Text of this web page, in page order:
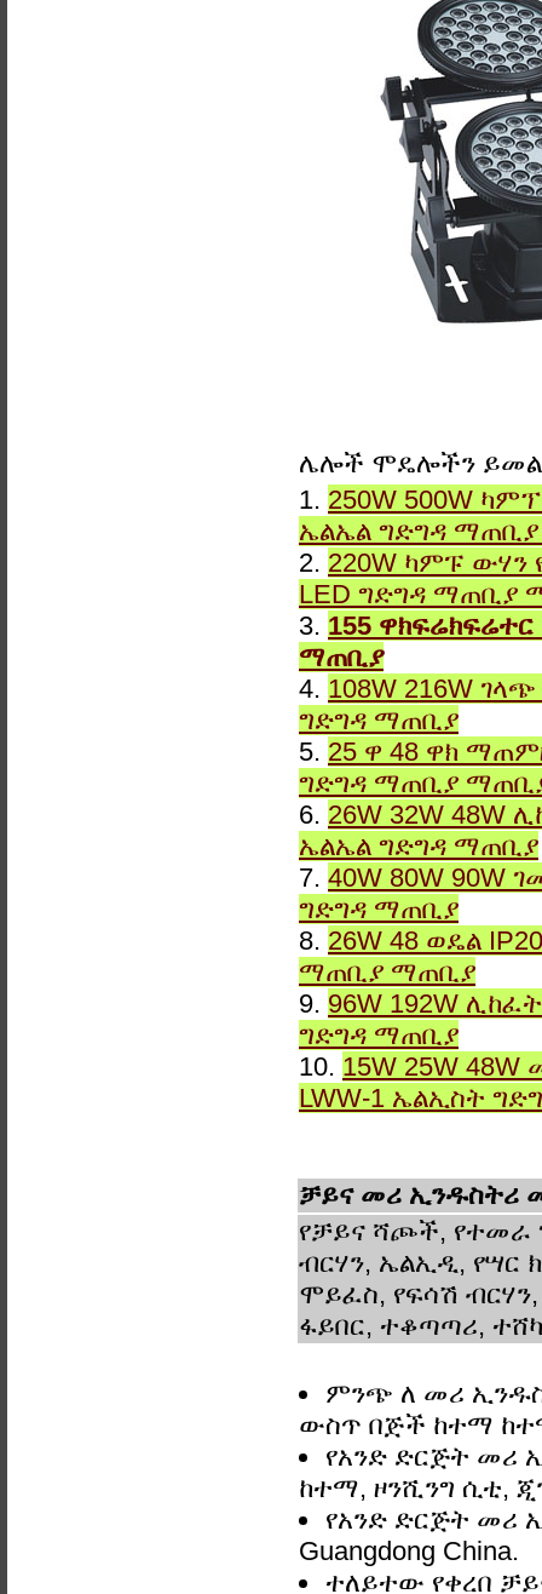
ሌሎች ሞዴሎችን
1. 250W 500W
ኤልኤል ግድግዳ
2. 220W ካምፑ ውሃን
LED ግድግዳ ማጠቢያ
3. 155 ዋክፍሬክፍሬተር
ማጠቢያ
4. 108W 216W
ግድግዳ ማጠቢያ
5. 25 ዋ 48 ዋክ
ግድግዳ ማጠቢያ
6. 26W 32W 48W
ኤልኤል ግድግዳ ማጠቢያ
7. 40W 80W 90W
ግድግዳ ማጠቢያ
8. 26W 48 ወዴል
ማጠቢያ ማጠቢያ
9. 96W 192W
ግድግዳ ማጠቢያ
10. 15W 25W
LWW-1 ኤልኢስት
ቻይና መሪ ኢንዱስትሪ
የቻይና ሻጮች, የተመራ
ብርሃን, ኤልኢዲ, የሣር
ሞይፈስ, የፍሳሽ
ፋይበር, ተቆጣጣሪ,
ምንጭ ለ መሪ
ውስጥ በጅች ከተማ
የአንድ ድርጅት መሪ
ከተማ, ዞንሺንግ ሲቲ,
የአንድ ድርጅት መሪ
Guangdong China.
ተለይተው የቀረበ